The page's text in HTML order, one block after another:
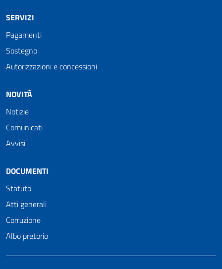
SERVIZI
Pagamenti
Sostegno
Autorizzazioni e concessioni
NOVITÀ
Notizie
Comunicati
Avvisi
DOCUMENTI
Statuto
Atti generali
Corruzione
Albo pretorio